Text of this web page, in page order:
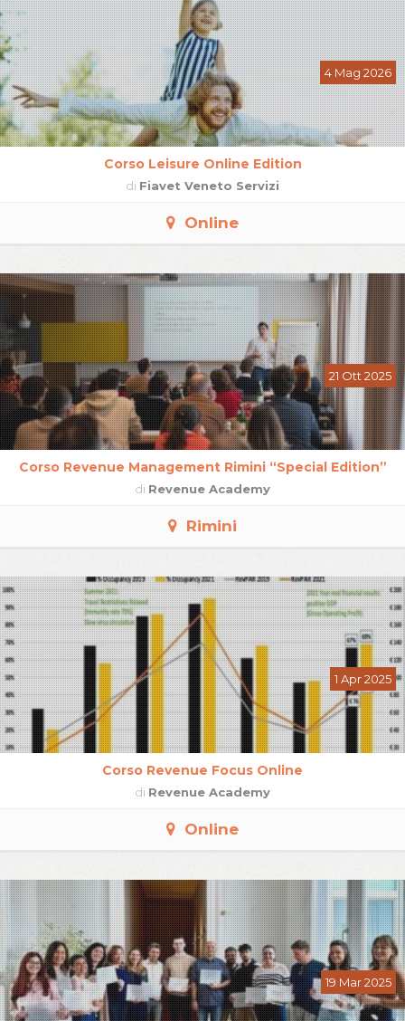
Corso Leisure Online Edition
di Fiavet Veneto Servizi
4 Mag 2026
Online
Corso Revenue Management Rimini “Special Edition”
di Revenue Academy
21 Ott 2025
Rimini
Corso Revenue Focus Online
di Revenue Academy
1 Apr 2025
Online
19 Mar 2025